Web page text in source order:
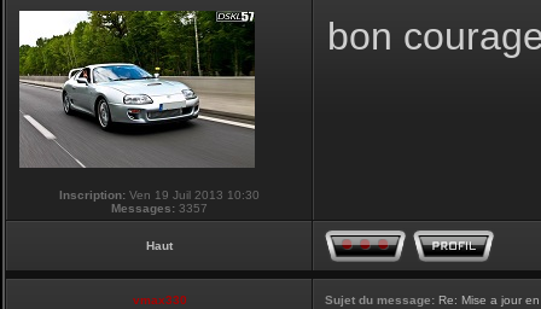
Inscription: Ven 19 Juil 2013 10:30
Messages: 3357
bon
Haut
vmax330 Sujet du message: Re: Mise a jour